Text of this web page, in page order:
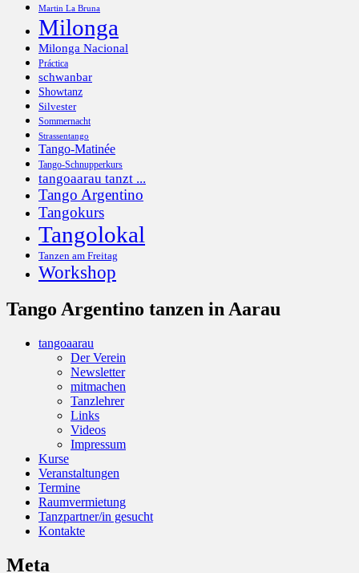
Martin La Bruna
Milonga
Milonga Nacional
Práctica
schwanbar
Showtanz
Silvester
Sommernacht
Strassentango
Tango-Matinée
Tango-Schnupperkurs
tangoaarau tanzt ...
Tango Argentino
Tangokurs
Tangolokal
Tanzen am Freitag
Workshop
Tango Argentino tanzen in Aarau
tangoaarau
Der Verein
Newsletter
mitmachen
Tanzlehrer
Links
Videos
Impressum
Kurse
Veranstaltungen
Termine
Raumvermietung
Tanzpartner/in gesucht
Kontakte
Meta